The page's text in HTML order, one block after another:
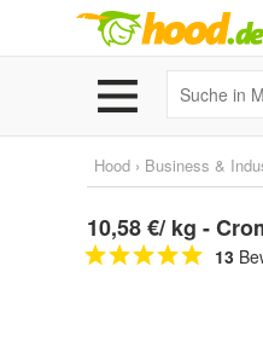
Hood › Business &
10,58 €/ kg -
13